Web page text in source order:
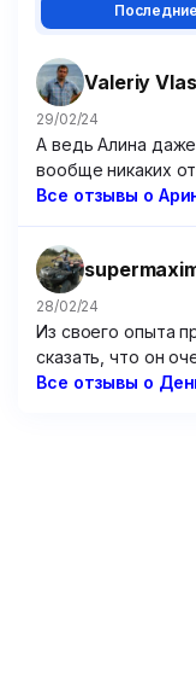
Последние
Valeriy
29/02/24
А ведь Алина
вообще никаких
Походу решила
посредственные
программу по
только зря
Все отзывы о
28/02/24
Из своего опыта
сказать, что он
графики. Но от
Все отзывы о